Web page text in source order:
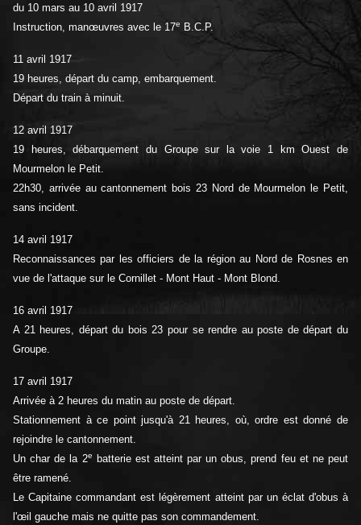
du 10 mars au 10 avril 1917
Instruction, manœuvres avec le 17e B.C.P.
11 avril 1917
19 heures, départ du camp, embarquement.
Départ du train à minuit.
12 avril 1917
19 heures, débarquement du Groupe sur la voie 1 km Ouest de
Mourmelon le Petit.
22h30, arrivée au cantonnement bois 23 Nord de Mourmelon le Petit,
sans incident.
14 avril 1917
Reconnaissances par les officiers de la région au Nord de Rosnes en
vue de l'attaque sur le Cornillet - Mont Haut - Mont Blond.
16 avril 1917
A 21 heures, départ du bois 23 pour se rendre au poste de départ du
Groupe.
17 avril 1917
Arrivée à 2 heures du matin au poste de départ.
Stationnement à ce point jusqu'à 21 heures, où, ordre est donné de
rejoindre le cantonnement.
Un char de la 2e
batterie est atteint par un obus, prend feu et ne peut
être ramené.
Le Capitaine commandant est légèrement atteint par un éclat d'obus à
l'œil gauche mais ne quitte pas son commandement.